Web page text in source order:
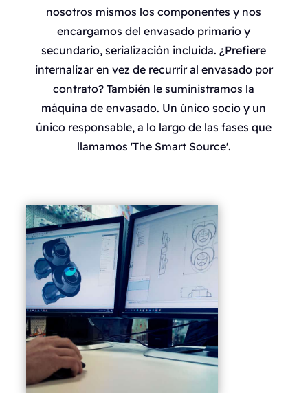
nosotros mismos los componentes y nos
encargamos del envasado primario y
secundario, serialización incluida. ¿Prefiere
internalizar en vez de recurrir al envasado por
contrato? También le suministramos la
máquina de envasado. Un único socio y un
único responsable, a lo largo de las fases que
llamamos 'The Smart Source'.